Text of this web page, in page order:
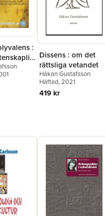
:
Dissens : om det
rättsliga vetandet
Håkan Gustafsson
Häftad, 2021
419 kr